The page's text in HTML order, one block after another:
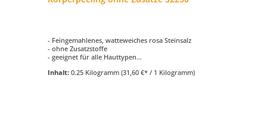
- Feingemahlenes, watteweiches rosa Steinsalz
- ohne Zusatzstoffe
- geeignet für alle Hauttypen
Inhalt: 0.25 Kilogramm (31,60 €* / 1 Kilogramm)